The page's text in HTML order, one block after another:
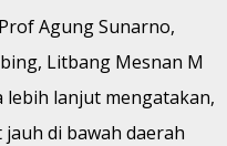
Agung Sunarno,
Litbang Mesnan M
lebih lanjut mengatakan,
di bawah daerah